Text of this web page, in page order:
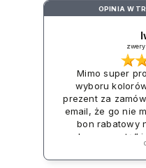
OPINIA W
Mimo super
wyboru
prezent za
email, że go nie
bon rabatowy
„rekompensatę”
to 39zł plus
żaden